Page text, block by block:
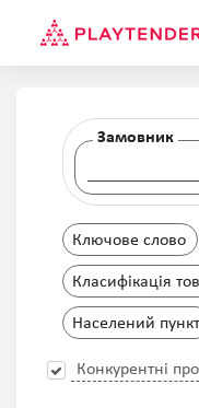
Замовник
Замовник
Ключове слово
Класифікація
Населений пункт
Конкурентні